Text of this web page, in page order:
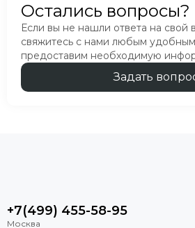
Остались вопросы?
Если вы не нашли ответа на свой
свяжитесь с нами любым
предоставим необходимую
Задать
+7(499) 455-58-95